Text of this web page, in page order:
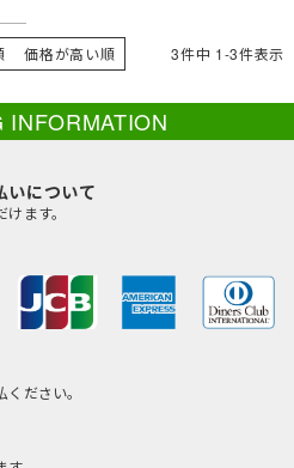
価格が高い順 3件中 1-3件表示
INFORMATION
いについて
ます。
ださい。